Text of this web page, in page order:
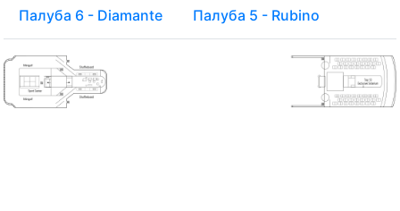
Палуба 8 - Smeraldo Палуба 7 - Topazio
Палуба 6 - Diamante Палуба 5 - Rubino